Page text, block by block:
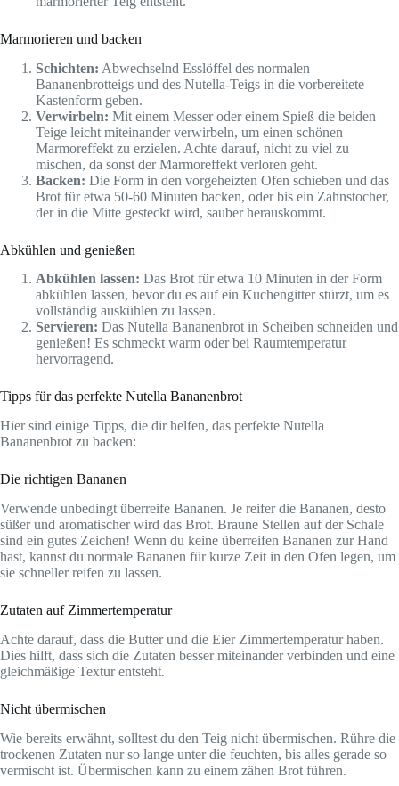
Marmorieren und backen
Schichten: Abwechselnd Esslöffel des normalen
Bananenbrotteigs und des Nutella-Teigs in die vorbereitete
Kastenform geben.
Verwirbeln: Mit einem Messer oder einem Spieß die beiden
Teige leicht miteinander verwirbeln, um einen schönen
Marmoreffekt zu erzielen. Achte darauf, nicht zu viel zu
mischen, da sonst der Marmoreffekt verloren geht.
Backen: Die Form in den vorgeheizten Ofen schieben und das
Brot für etwa 50-60 Minuten backen, oder bis ein Zahnstocher,
der in die Mitte gesteckt wird, sauber herauskommt.
Abkühlen und genießen
Abkühlen lassen: Das Brot für etwa 10 Minuten in der Form
abkühlen lassen, bevor du es auf ein Kuchengitter stürzt, um es
vollständig auskühlen zu lassen.
Servieren: Das Nutella Bananenbrot in Scheiben schneiden und
genießen! Es schmeckt warm oder bei Raumtemperatur
hervorragend.
Tipps für das perfekte Nutella Bananenbrot
Hier sind einige Tipps, die dir helfen, das perfekte Nutella
Bananenbrot zu backen:
Die richtigen Bananen
Verwende unbedingt überreife Bananen. Je reifer die Bananen, desto
süßer und aromatischer wird das Brot. Braune Stellen auf der Schale
sind ein gutes Zeichen! Wenn du keine überreifen Bananen zur Hand
hast, kannst du normale Bananen für kurze Zeit in den Ofen legen, um
sie schneller reifen zu lassen.
Zutaten auf Zimmertemperatur
Achte darauf, dass die Butter und die Eier Zimmertemperatur haben.
Dies hilft, dass sich die Zutaten besser miteinander verbinden und eine
gleichmäßige Textur entsteht.
Nicht übermischen
Wie bereits erwähnt, solltest du den Teig nicht übermischen. Rühre die
trockenen Zutaten nur so lange unter die feuchten, bis alles gerade so
vermischt ist. Übermischen kann zu einem zähen Brot führen.